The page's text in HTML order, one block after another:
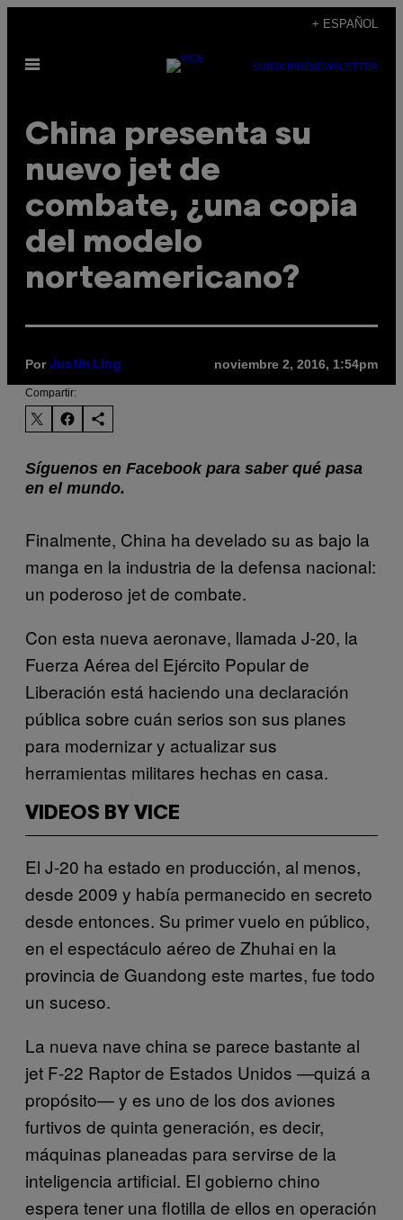
contenido
+ ESPAÑOL
Abrir
SUBSCRIBENEWSLETTER
China presenta su
nuevo jet de
combate, ¿una copia
del modelo
norteamericano?
Por Justin Ling noviembre 2, 2016, 1:54pm
Compartir:
Síguenos en Facebook para saber qué pasa
en el mundo.
Finalmente, China ha develado su as bajo la
manga en la industria de la defensa nacional:
un poderoso jet de combate.
Con esta nueva aeronave, llamada J-20, la
Fuerza Aérea del Ejército Popular de
Liberación está haciendo una declaración
pública sobre cuán serios son sus planes
para modernizar y actualizar sus
herramientas militares hechas en casa.
VIDEOS BY VICE
El J-20 ha estado en producción, al menos,
desde 2009 y había permanecido en secreto
desde entonces. Su primer vuelo en público,
en el espectáculo aéreo de Zhuhai en la
provincia de Guandong este martes, fue todo
un suceso.
La nueva nave china se parece bastante al
jet F-22 Raptor de Estados Unidos —quizá a
propósito— y es uno de los dos aviones
furtivos de quinta generación, es decir,
máquinas planeadas para servirse de la
inteligencia artificial. El gobierno chino
espera tener una flotilla de ellos en operación